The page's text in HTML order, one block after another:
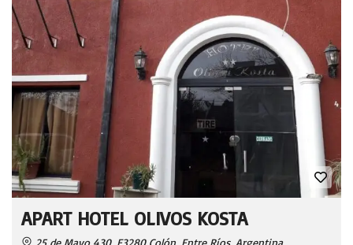
APART HOTEL OLIVOS KOSTA
25 de Mayo 430, E3280 Colón, Entre Ríos, Argentina